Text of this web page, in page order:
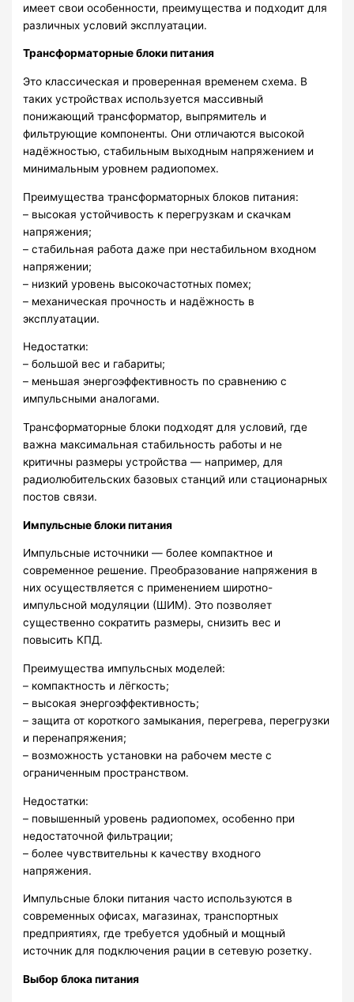
имеет свои особенности, преимущества и подходит для
различных условий эксплуатации.
Трансформаторные блоки питания
Это классическая и проверенная временем схема. В
таких устройствах используется массивный
понижающий трансформатор, выпрямитель и
фильтрующие компоненты. Они отличаются высокой
надёжностью, стабильным выходным напряжением и
минимальным уровнем радиопомех.
Преимущества трансформаторных блоков питания:
– высокая устойчивость к перегрузкам и скачкам
напряжения;
– стабильная работа даже при нестабильном входном
напряжении;
– низкий уровень высокочастотных помех;
– механическая прочность и надёжность в
эксплуатации.
Недостатки:
– большой вес и габариты;
– меньшая энергоэффективность по сравнению с
импульсными аналогами.
Трансформаторные блоки подходят для условий, где
важна максимальная стабильность работы и не
критичны размеры устройства — например, для
радиолюбительских базовых станций или стационарных
постов связи.
Импульсные блоки питания
Импульсные источники — более компактное и
современное решение. Преобразование напряжения в
них осуществляется с применением широтно-
импульсной модуляции (ШИМ). Это позволяет
существенно сократить размеры, снизить вес и
повысить КПД.
Преимущества импульсных моделей:
– компактность и лёгкость;
– высокая энергоэффективность;
– защита от короткого замыкания, перегрева, перегрузки
и перенапряжения;
– возможность установки на рабочем месте с
ограниченным пространством.
Недостатки:
– повышенный уровень радиопомех, особенно при
недостаточной фильтрации;
– более чувствительны к качеству входного
напряжения.
Импульсные блоки питания часто используются в
современных офисах, магазинах, транспортных
предприятиях, где требуется удобный и мощный
источник для подключения рации в сетевую розетку.
Выбор блока питания